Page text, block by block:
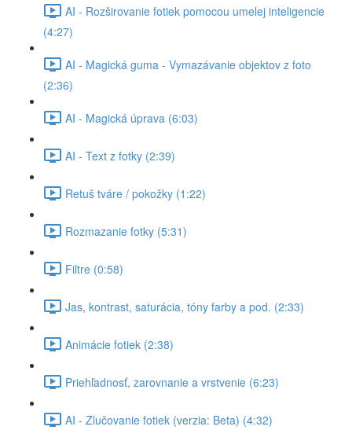
AI - Rozširovanie fotiek pomocou umelej inteligencie
(4:27)
AI - Magická guma - Vymazávanie objektov z foto
(2:36)
AI - Magická úprava (6:03)
AI - Text z fotky (2:39)
Retuš tváre / pokožky (1:22)
Rozmazanie fotky (5:31)
Filtre (0:58)
Jas, kontrast, saturácia, tóny farby a pod. (2:33)
Animácie fotiek (2:38)
Priehľadnosť, zarovnanie a vrstvenie (6:23)
AI - Zlučovanie fotiek (verzia: Beta) (4:32)